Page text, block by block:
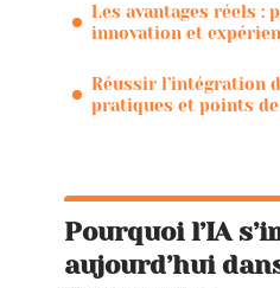
Les avantages réels :
innovation et
Réussir l’intégration
pratiques et points
Pourquoi l’IA
aujourd’hui